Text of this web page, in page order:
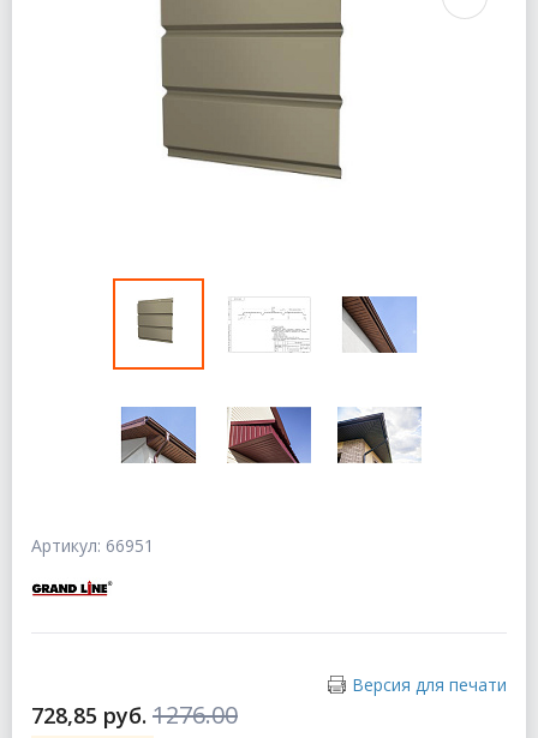
Артикул: 66951
Версия для печати
728,85 руб. 1276.00